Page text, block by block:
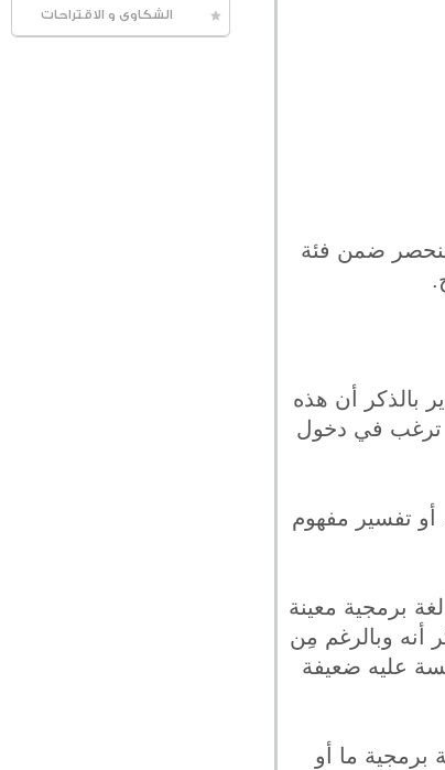
الشكاوى و الاقتراحات
تنحصر ضمن فئة
بالذكر أن هذه
ترغب في دخول
أو تفسير مفهوم
برمجية معينة
أنه وبالرغم مِن
عليه ضعيفة
برمجية ما أو